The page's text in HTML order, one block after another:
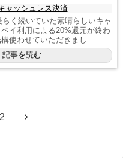
ャッシュレス決済
く続いていた素晴らしいキャ
イ利用による20%還元が終わ
使わせていただきまし...
記事を読む
2